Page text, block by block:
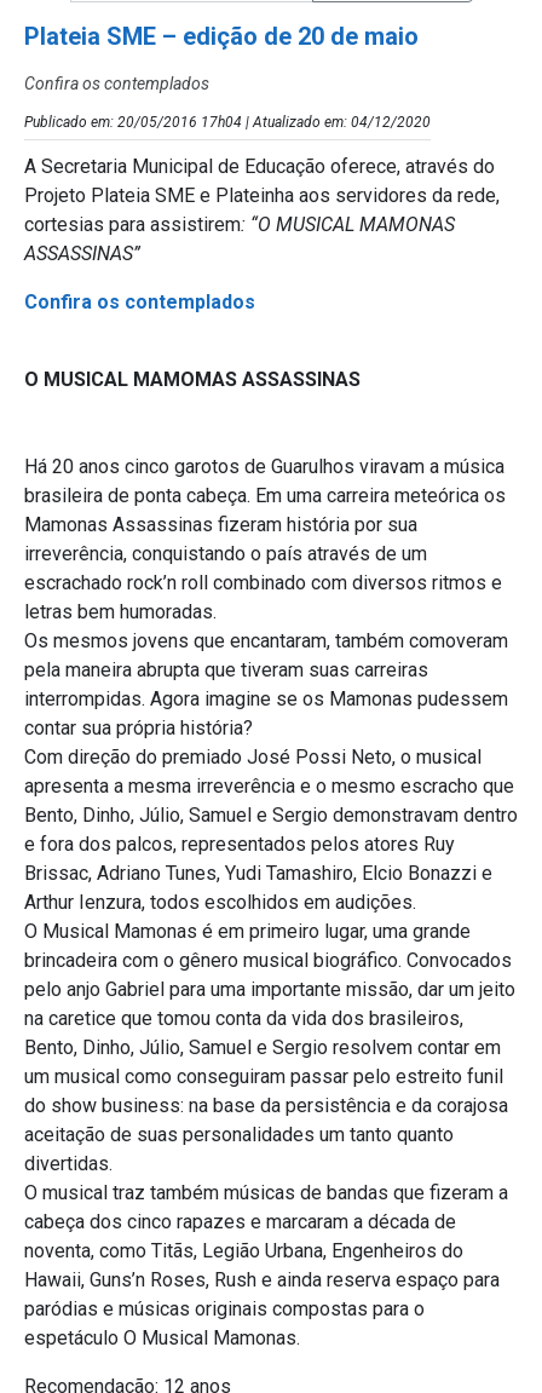
Plateia SME – edição de 20 de maio
Confira os contemplados
Publicado em: 20/05/2016 17h04 | Atualizado em: 04/12/2020
A Secretaria Municipal de Educação oferece, através do
Projeto Plateia SME e Plateinha aos servidores da rede,
cortesias para assistirem: “O MUSICAL MAMONAS
ASSASSINAS”
Confira os contemplados
O MUSICAL MAMOMAS ASSASSINAS
Há 20 anos cinco garotos de Guarulhos viravam a música
brasileira de ponta cabeça. Em uma carreira meteórica os
Mamonas Assassinas fizeram história por sua
irreverência, conquistando o país através de um
escrachado rock’n roll combinado com diversos ritmos e
letras bem humoradas.
Os mesmos jovens que encantaram, também comoveram
pela maneira abrupta que tiveram suas carreiras
interrompidas. Agora imagine se os Mamonas pudessem
contar sua própria história?
Com direção do premiado José Possi Neto, o musical
apresenta a mesma irreverência e o mesmo escracho que
Bento, Dinho, Júlio, Samuel e Sergio demonstravam dentro
e fora dos palcos, representados pelos atores Ruy
Brissac, Adriano Tunes, Yudi Tamashiro, Elcio Bonazzi e
Arthur Ienzura, todos escolhidos em audições.
O Musical Mamonas é em primeiro lugar, uma grande
brincadeira com o gênero musical biográfico. Convocados
pelo anjo Gabriel para uma importante missão, dar um jeito
na caretice que tomou conta da vida dos brasileiros,
Bento, Dinho, Júlio, Samuel e Sergio resolvem contar em
um musical como conseguiram passar pelo estreito funil
do show business: na base da persistência e da corajosa
aceitação de suas personalidades um tanto quanto
divertidas.
O musical traz também músicas de bandas que fizeram a
cabeça dos cinco rapazes e marcaram a década de
noventa, como Titãs, Legião Urbana, Engenheiros do
Hawaii, Guns’n Roses, Rush e ainda reserva espaço para
paródias e músicas originais compostas para o
espetáculo O Musical Mamonas.
Recomendação: 12 anos